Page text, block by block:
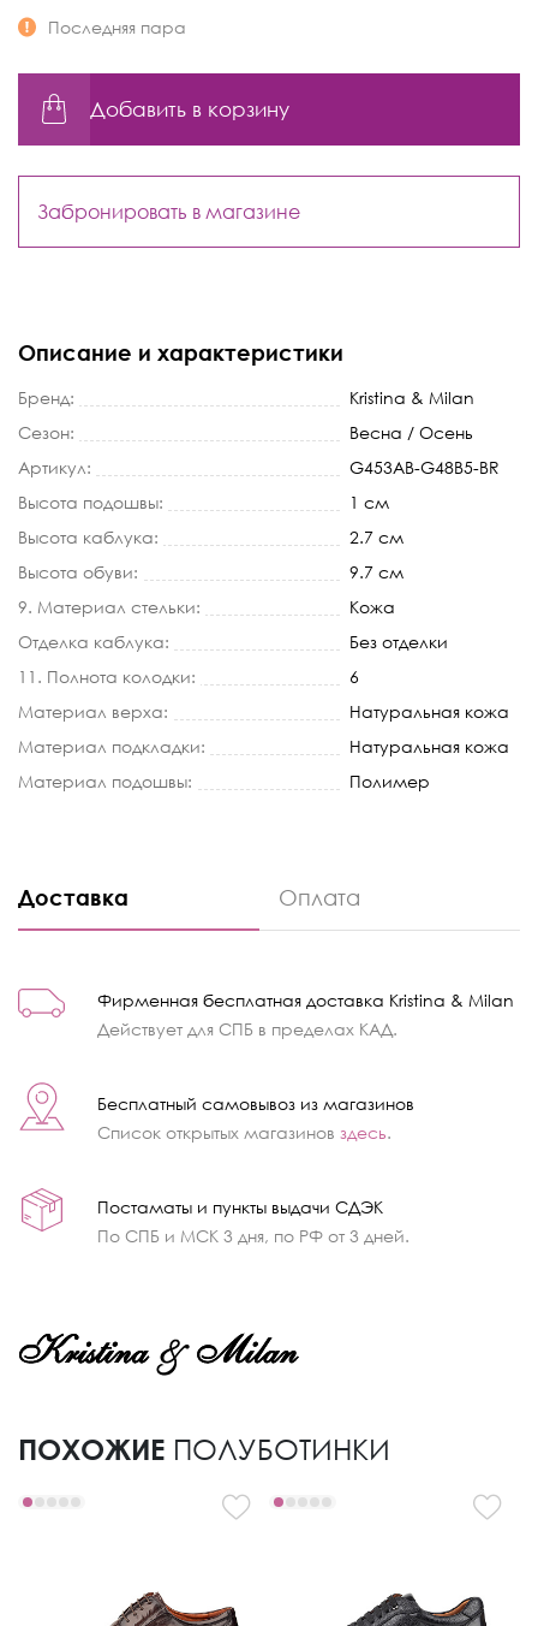
Последняя пара
Добавить в корзину
Забронировать в магазине
Описание и характеристики
Бренд:
Kristina & Milan
Сезон:
Весна / Осень
Артикул:
G453AB-G48B5-BR
Высота подошвы:
1 см
Высота каблука:
2.7 см
Высота обуви:
9.7 см
9. Материал стельки:
Кожа
Отделка каблука:
Без отделки
11. Полнота колодки:
6
Материал верха:
Натуральная кожа
Материал подкладки:
Натуральная кожа
Материал подошвы:
Полимер
Доставка Оплата
Фирменная бесплатная доставка Kristina & Milan
Действует для СПБ в пределах КАД.
Бесплатный самовывоз из магазинов
Список открытых магазинов здесь.
Постаматы и пункты выдачи СДЭК
По СПБ и МСК 3 дня, по РФ от 3 дней.
ПОХОЖИЕ ПОЛУБОТИНКИ